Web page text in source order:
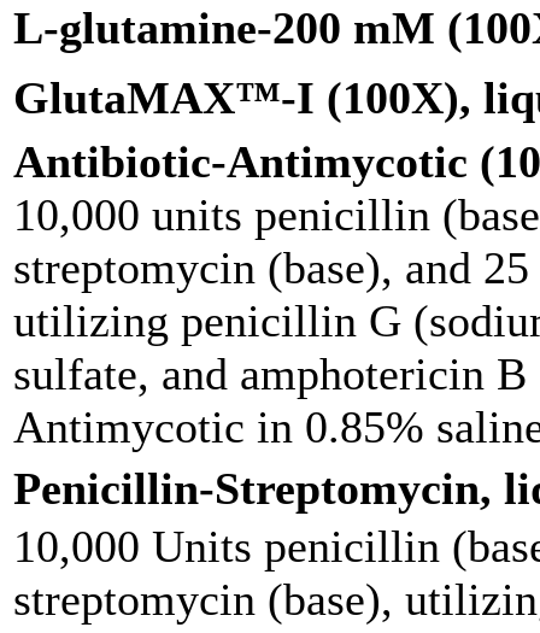
L-glutamine-200 mM
GlutaMAX™-I (100X),
Antibiotic-Antimycotic
10,000 units penicillin
streptomycin (base), and
utilizing penicillin G
sulfate, and amphotericin
Antimycotic in 0.85%
Penicillin-Streptomycin,
10,000 Units penicillin
streptomycin (base),